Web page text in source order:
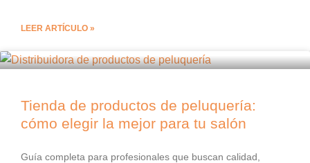
LEER ARTÍCULO »
Tienda de productos de peluquería:
cómo elegir la mejor para tu salón
Guía completa para profesionales que buscan calidad,